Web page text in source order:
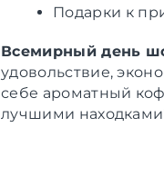
Подарки к
Всемирный день
удовольствие,
себе ароматный
лучшими